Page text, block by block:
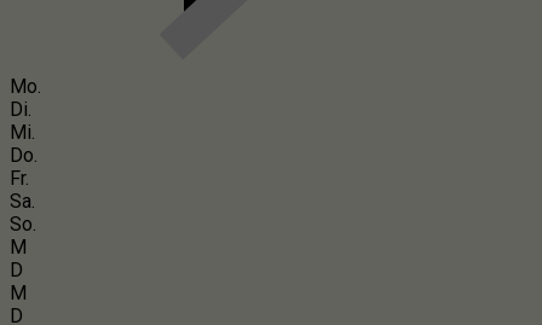
Mo.
Di.
Mi.
Do.
Fr.
Sa.
So.
M
D
M
D